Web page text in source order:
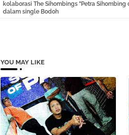
kolaborasi The Sihombings "Petra Sihombing
dalam single Bodoh
YOU MAY LIKE